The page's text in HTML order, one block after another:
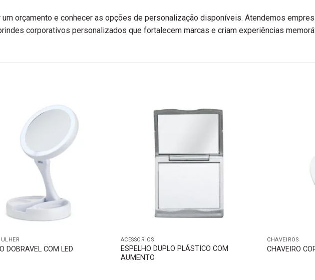
orçamento e conhecer as opções de personalização disponíveis. Atendemos
corporativos personalizados que fortalecem marcas e criam experiências
DOBRAVEL COM LED
ACESSÓRIOS
ESPELHO DUPLO PLÁSTICO COM
AUMENTO
CHAVEIROS
CHAVEIRO